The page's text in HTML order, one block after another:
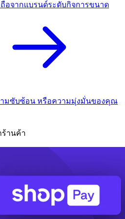
อจากแบรนด์ระดับกิจการขนาด
มซับซ้อน หรือความมุ่งมั่นของคุณ
ร้านค้า